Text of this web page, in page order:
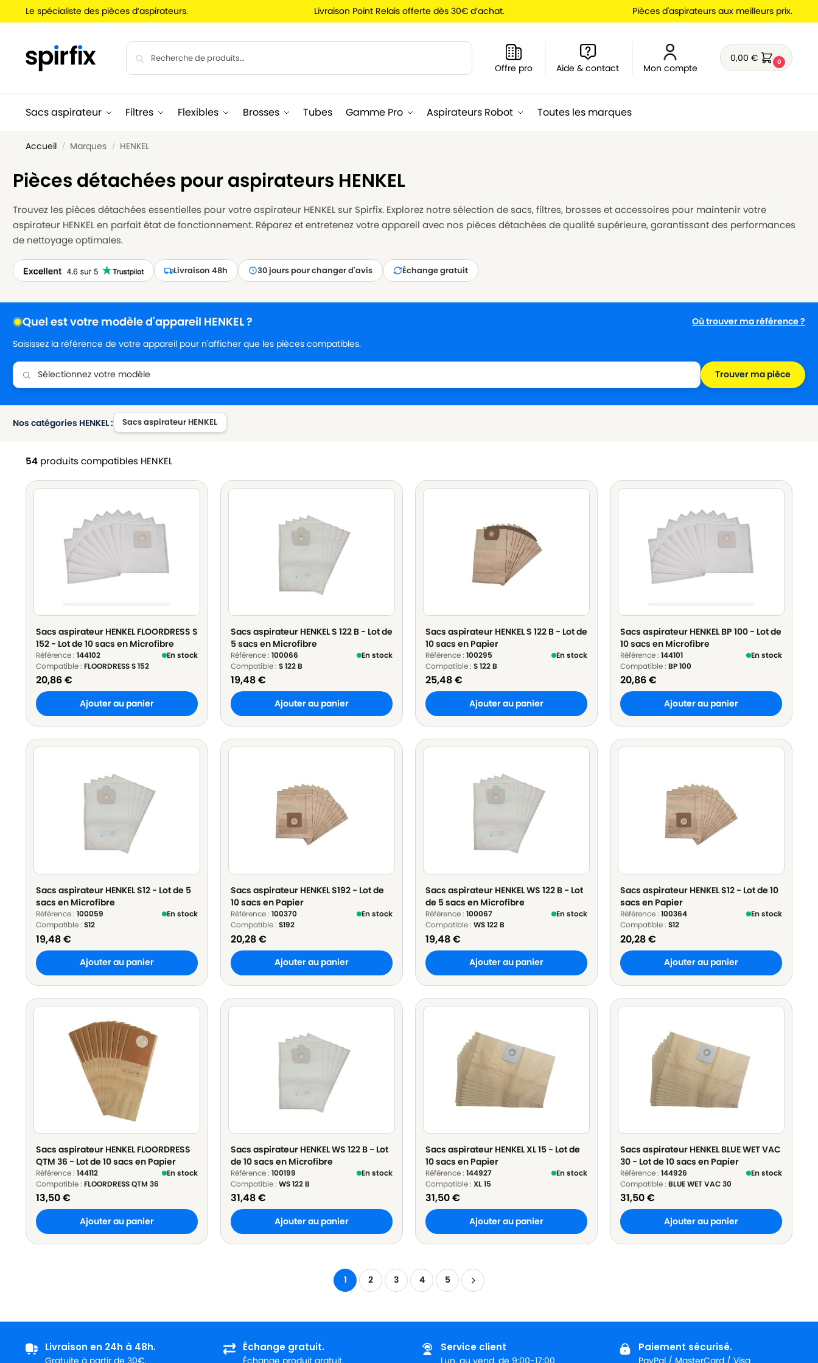
Le spécialiste des pièces d’aspirateurs. Livraison Point Relais offerte dès 30€ d’achat. Pièces d'aspirateurs aux meilleurs prix.
Offre pro Aide & contact Mon compte
0,00€ 0
Sacs aspirateur Filtres Flexibles Brosses Tubes Gamme Pro Aspirateurs Robot Toutes les marques
Accueil / Marques / HENKEL
Pièces détachées pour aspirateurs HENKEL
Trouvez les pièces détachées essentielles pour votre aspirateur HENKEL sur Spirfix. Explorez notre sélection de sacs, filtres, brosses et accessoires pour maintenir votre
aspirateur HENKEL en parfait état de fonctionnement. Réparez et entretenez votre appareil avec nos pièces détachées de qualité supérieure, garantissant des performances
de nettoyage optimales.
Livraison 48h 30 jours pour changer d'avis Échange gratuit
Quel est votre modèle d'appareil HENKEL ?
Où trouver ma référence ?
Saisissez la référence de votre appareil pour n'afficher que les pièces compatibles.
Trouver ma pièce
Nos catégories HENKEL : Sacs aspirateur HENKEL
54produits compatibles HENKEL
Sacs aspirateur HENKEL FLOORDRESS S
152 - Lot de 10 sacs en Microfibre
Référence : 144102
En stock
Compatible : FLOORDRESS S 152
20,86€
Ajouter au panier
Sacs aspirateur HENKEL S 122 B - Lot de
5 sacs en Microfibre
Référence : 100066
En stock
Compatible : S 122 B
19,48€
Ajouter au panier
Sacs aspirateur HENKEL S 122 B - Lot de
10 sacs en Papier
Référence : 100295
En stock
Compatible : S 122 B
25,48€
Ajouter au panier
Sacs aspirateur HENKEL BP 100 - Lot de
10 sacs en Microfibre
Référence :144101
En stock
Compatible :BP 100
20,86€
Ajouter au panier
Sacs aspirateur HENKEL S12 - Lot de 5
sacs en Microfibre
Référence : 100059
En stock
Compatible : S12
19,48€
Ajouter au panier
Sacs aspirateur HENKEL S192 - Lot de
10 sacs en Papier
Référence : 100370
En stock
Compatible : S192
20,28€
Ajouter au panier
Sacs aspirateur HENKEL WS 122 B - Lot
de 5 sacs en Microfibre
Référence : 100067
En stock
Compatible : WS 122 B
19,48€
Ajouter au panier
Sacs aspirateur HENKEL S12 - Lot de 10
sacs en Papier
Référence :100364
En stock
Compatible :S12
20,28€
Ajouter au panier
Sacs aspirateur HENKEL FLOORDRESS
QTM 36 - Lot de 10 sacs en Papier
Référence : 144112
En stock
Compatible : FLOORDRESS QTM 36
13,50€
Ajouter au panier
Sacs aspirateur HENKEL WS 122 B - Lot
de 10 sacs en Microfibre
Référence : 100199
En stock
Compatible : WS 122 B
31,48€
Ajouter au panier
Sacs aspirateur HENKEL XL 15 - Lot de
10 sacs en Papier
Référence : 144927
En stock
Compatible : XL 15
31,50€
Ajouter au panier
Sacs aspirateur HENKEL BLUE WET VAC
30 - Lot de 10 sacs en Papier
Référence :144926
En stock
Compatible :BLUE WET VAC 30
31,50€
Ajouter au panier
1 2 3 4 5
Livraison en 24h à 48h.
Gratuite à partir de 30€.
Échange gratuit.
Échange produit gratuit.
Service client
Lun. au vend. de 9:00-17:00
Paiement sécurisé.
PayPal / MasterCard / Visa